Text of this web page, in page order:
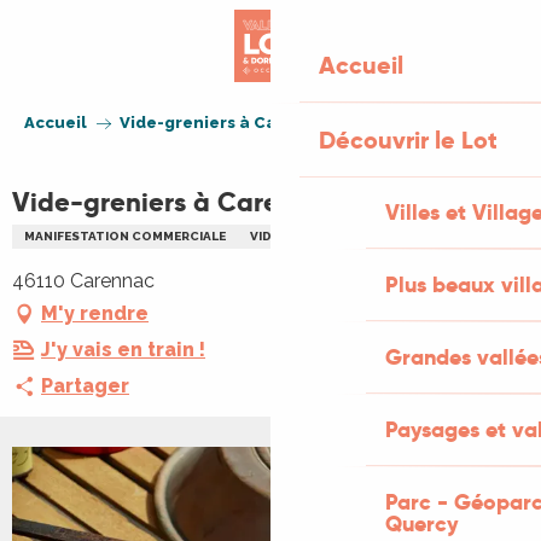
Accueil
Découvrir le Lot
Villes et
Plus beaux
Grandes
Paysages et
Parc -
Quercy
Accueil Vide-greniers à Carennac
Vide-greniers à Carennac
MANIFESTATION COMMERCIALE VIDE GRENIERS BRADERIE
46110 Carennac
M'y rendre
J'y vais en train !
Partager